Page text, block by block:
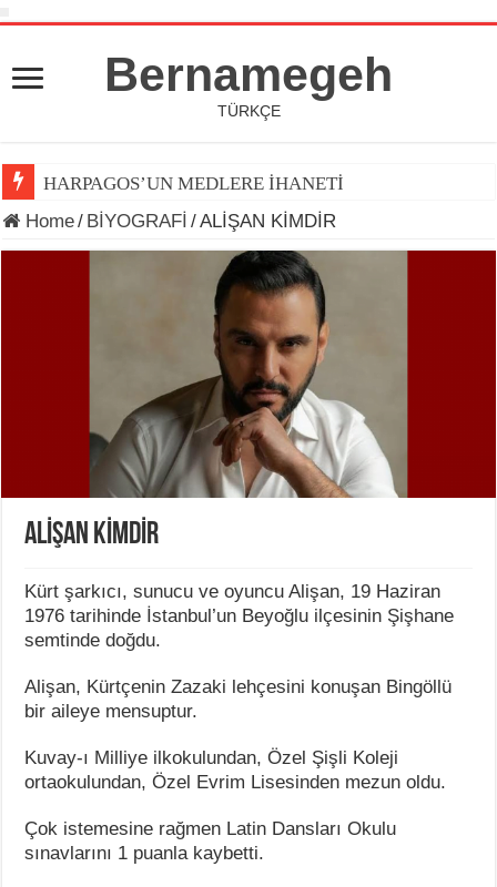
Bernamegeh
TÜRKÇE
HARPAGOS’UN MEDLERE İHANETİ
Home/ BİYOGRAFİ /ALİŞAN KİMDİR
ALİŞAN KİMDİR
Kürt şarkıcı, sunucu ve oyuncu Alişan, 19 Haziran
1976 tarihinde İstanbul’un Beyoğlu ilçesinin Şişhane
semtinde doğdu.
Alişan, Kürtçenin Zazaki lehçesini konuşan Bingöllü
bir aileye mensuptur.
Kuvay-ı Milliye ilkokulundan, Özel Şişli Koleji
ortaokulundan, Özel Evrim Lisesinden mezun oldu.
Çok istemesine rağmen Latin Dansları Okulu
sınavlarını 1 puanla kaybetti.